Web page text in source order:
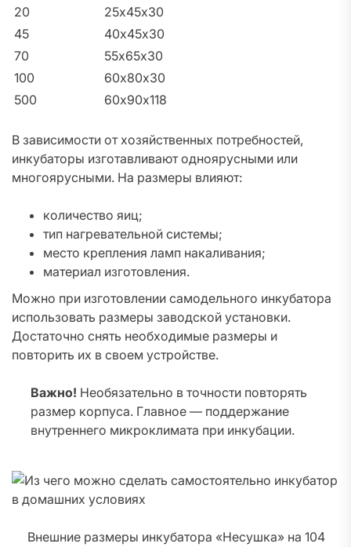
20
25х45х30
45
40х45х30
70
55х65х30
100
60х80х30
500
60х90х118
В зависимости от хозяйственных потребностей,
инкубаторы изготавливают одноярусными или
многоярусными. На размеры влияют:
количество яиц;
тип нагревательной системы;
место крепления ламп накаливания;
материал изготовления.
Можно при изготовлении самодельного инкубатора
использовать размеры заводской установки.
Достаточно снять необходимые размеры и
повторить их в своем устройстве.
Важно! Необязательно в точности повторять
размер корпуса. Главное — поддержание
внутреннего микроклимата при инкубации.
Внешние размеры инкубатора «Несушка» на 104